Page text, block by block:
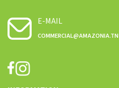
E-MAIL
COMMERCIAL@AMAZONIA.TN